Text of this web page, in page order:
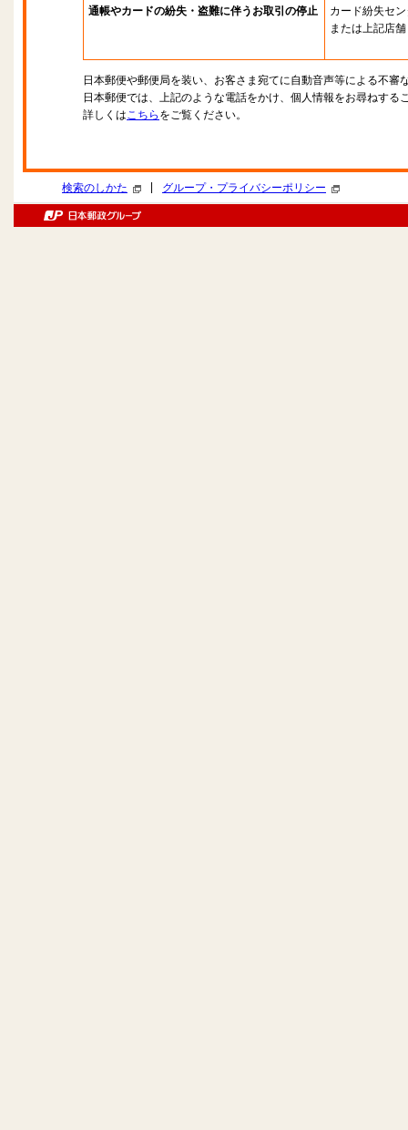
通帳やカードの紛失・盗難に伴うお取引の停止
カード紛失セ
または上記店舗
日本郵便や郵便局を装い、お客さま宛てに自動音声等による不審
日本郵便では、上記のような電話をかけ、個人情報をお尋ねする
詳しくはこちら をご覧ください。
検索のしかた グループ・プライバシーポリシー